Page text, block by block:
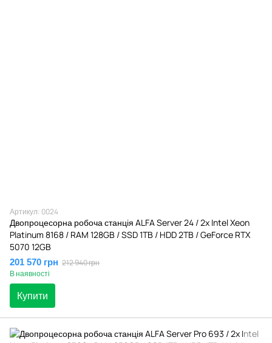
Артикул: 0024
Двопроцесорна робоча станція ALFA Server 24 / 2x Intel Xeon
Platinum 8168 / RAM 128GB / SSD 1TB / HDD 2TB / GeForce RTX
5070 12GB
201 570 грн 212 940 грн
В наявності
Купити